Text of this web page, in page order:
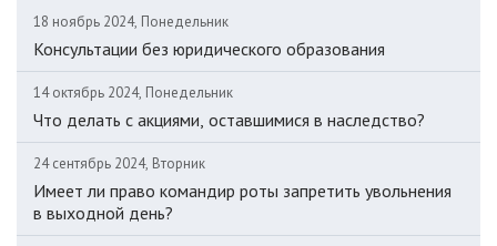
18 ноябрь 2024, Понедельник
Консультации без юридического образования
14 октябрь 2024, Понедельник
Что делать с акциями, оставшимися в наследство?
24 сентябрь 2024, Вторник
Имеет ли право командир роты запретить увольнения
в выходной день?